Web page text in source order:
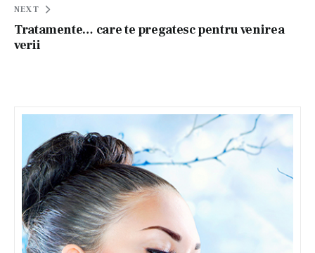
NEXT
Tratamente… care te pregatesc pentru venirea
verii